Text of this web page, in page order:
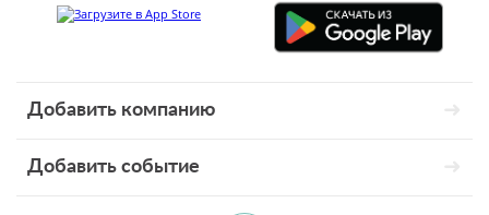
Добавить компанию
Добавить событие